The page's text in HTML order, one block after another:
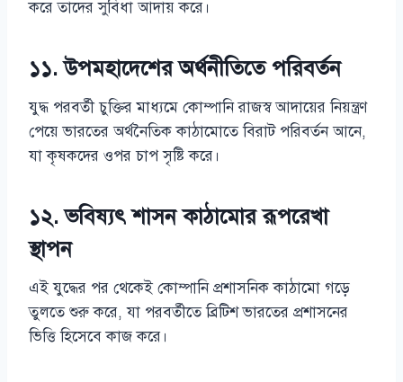
করে তাদের সুবিধা আদায় করে।
১১. উপমহাদেশের অর্থনীতিতে পরিবর্তন
যুদ্ধ পরবর্তী চুক্তির মাধ্যমে কোম্পানি রাজস্ব আদায়ের নিয়ন্ত্রণ
পেয়ে ভারতের অর্থনৈতিক কাঠামোতে বিরাট পরিবর্তন আনে,
যা কৃষকদের ওপর চাপ সৃষ্টি করে।
১২. ভবিষ্যৎ শাসন কাঠামোর রূপরেখা
স্থাপন
এই যুদ্ধের পর থেকেই কোম্পানি প্রশাসনিক কাঠামো গড়ে
তুলতে শুরু করে, যা পরবর্তীতে ব্রিটিশ ভারতের প্রশাসনের
ভিত্তি হিসেবে কাজ করে।